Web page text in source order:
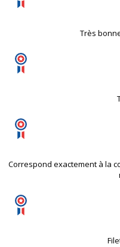
Très
Correspond exactement à la